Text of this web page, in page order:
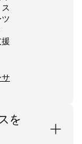
サ
を